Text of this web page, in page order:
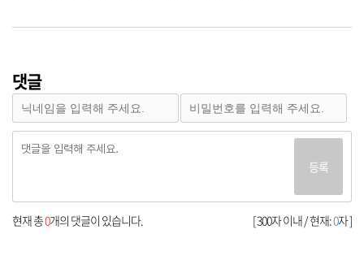
댓글
등록
[ 300자 이내 / 현재:0자 ]
현재 총0개의 댓글이 있습니다.